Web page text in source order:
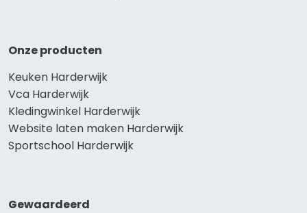
Onze producten
Keuken Harderwijk
Vca Harderwijk
Kledingwinkel Harderwijk
Website laten maken Harderwijk
Sportschool Harderwijk
Gewaardeerd